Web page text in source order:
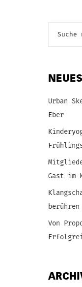
Urban
Eber
Gast im
berühren
Von